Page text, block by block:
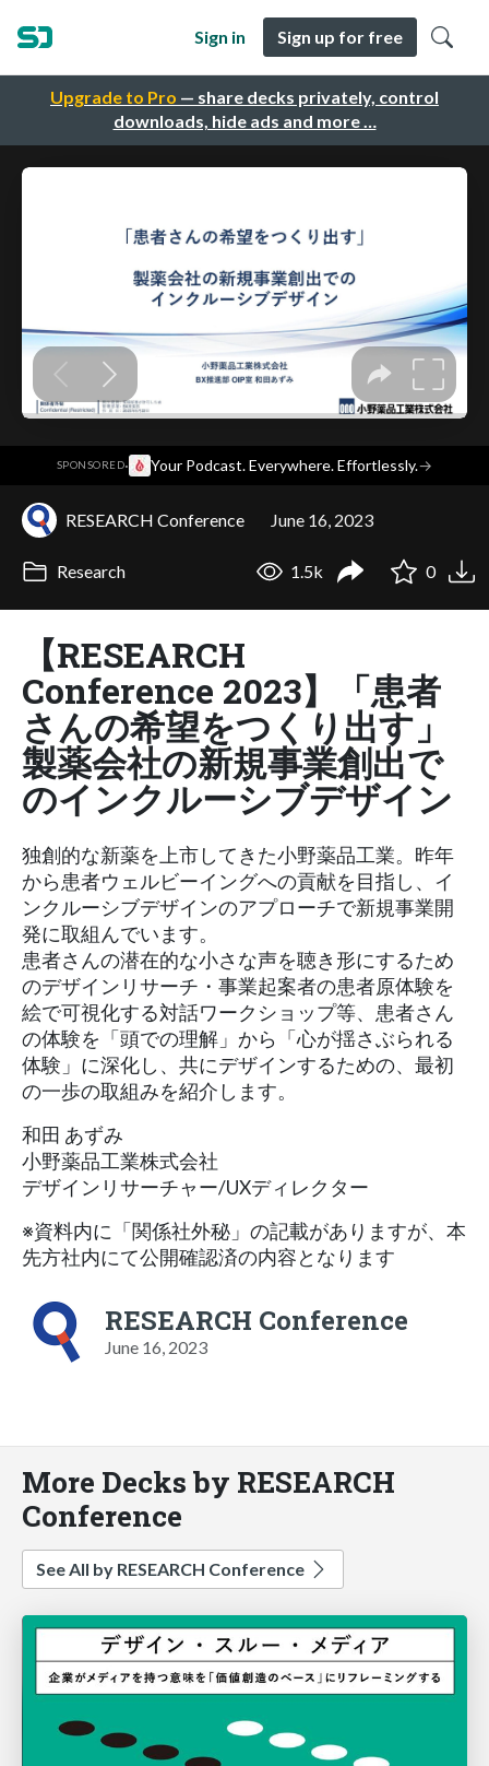
Upgrade to Pro — share decks privately, control
downloads, hide ads and more …
Sign in Sign up for free
SPONSORED· Your Podcast. Everywhere. Effortlessly.→
RESEARCH Conference June 16, 2023
Research 1.5k 0
【RESEARCH
Conference 2023】「患者
さんの希望をつくり出す」
製薬会社の新規事業創出で
のインクルーシブデザイン
独創的な新薬を上市してきた小野薬品工業。昨年
から患者ウェルビーイングへの貢献を目指し、イ
ンクルーシブデザインのアプローチで新規事業開
発に取組んでいます。
患者さんの潜在的な小さな声を聴き形にするため
のデザインリサーチ・事業起案者の患者原体験を
絵で可視化する対話ワークショップ等、患者さん
の体験を「頭での理解」から「心が揺さぶられる
体験」に深化し、共にデザインするための、最初
の一歩の取組みを紹介します。
和田 あずみ
小野薬品工業株式会社
デザインリサーチャー/UXディレクター
※資料内に「関係社外秘」の記載がありますが、本
先方社内にて公開確認済の内容となります
RESEARCH Conference
June 16, 2023
More Decks by RESEARCH
Conference
See All by RESEARCH Conference